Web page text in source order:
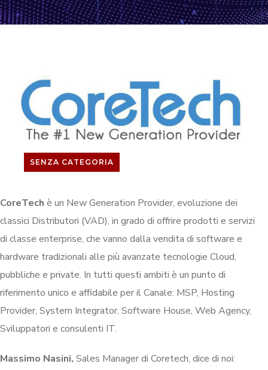
SENZA CATEGORIA
CoreTech è un New Generation Provider, evoluzione dei
classici Distributori (VAD), in grado di offrire prodotti e servizi
di classe enterprise, che vanno dalla vendita di software e
hardware tradizionali alle più avanzate tecnologie Cloud,
pubbliche e private. In tutti questi ambiti è un punto di
riferimento unico e affidabile per il Canale: MSP, Hosting
Provider, System Integrator, Software House, Web Agency,
Sviluppatori e consulenti IT.
Massimo Nasini, Sales Manager di Coretech, dice di noi: